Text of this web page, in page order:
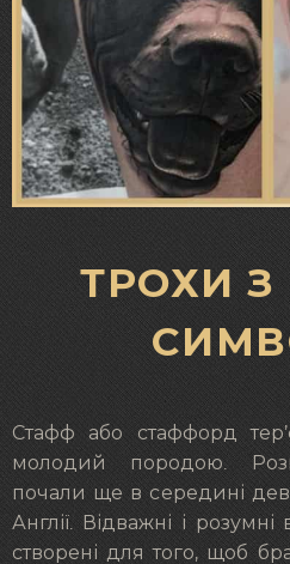
ТРОХИ З
Стафф або стаффорд
молодий породою.
почали ще в середині
Англії. Відважні і
створені для того, щоб